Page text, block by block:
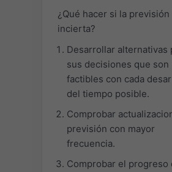
¿Qué hacer si la previsión
incierta?
Desarrollar alternativas
sus decisiones que son
factibles con cada
del tiempo posible.
Comprobar
previsión con mayor
frecuencia.
Comprobar el progreso